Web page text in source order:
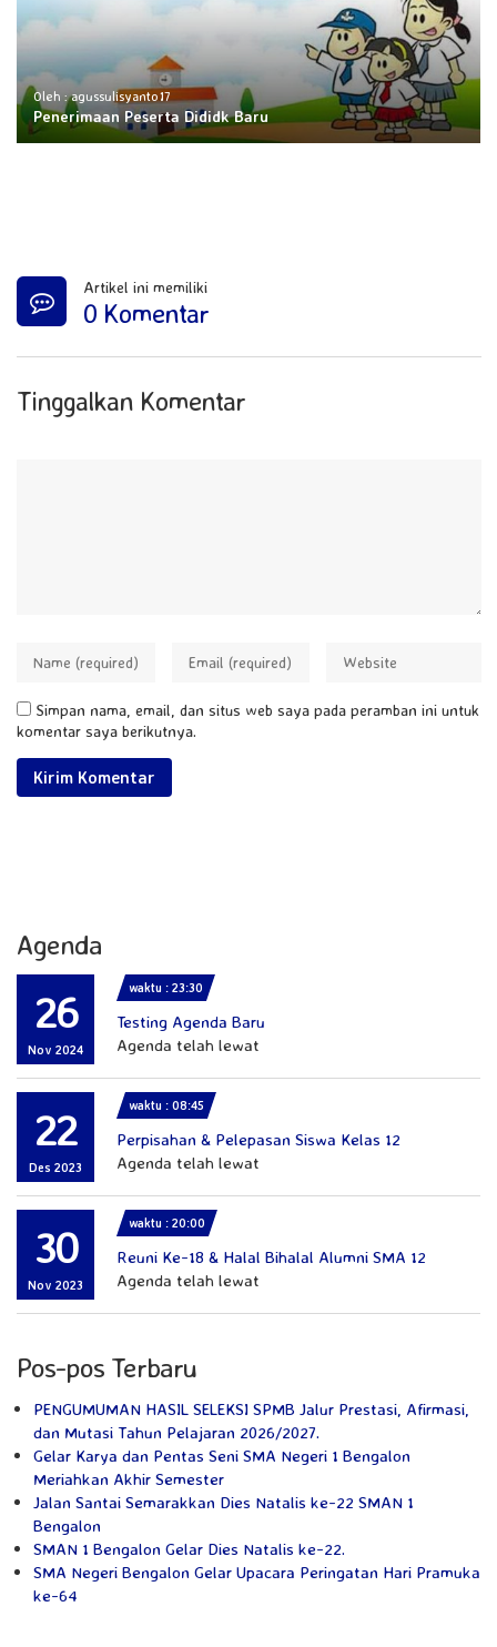
Oleh : agussulisyanto17
Penerimaan Peserta Dididk Baru
Artikel ini memiliki
0 Komentar
Tinggalkan Komentar
Simpan nama, email, dan situs web saya pada peramban ini untuk
komentar saya berikutnya.
Agenda
26
Nov 2024
waktu : 23:30
Testing Agenda Baru
Agenda telah lewat
22
Des 2023
waktu : 08:45
Perpisahan & Pelepasan Siswa Kelas 12
Agenda telah lewat
30
Nov 2023
waktu : 20:00
Reuni Ke-18 & Halal Bihalal Alumni SMA 12
Agenda telah lewat
Pos-pos Terbaru
PENGUMUMAN HASIL SELEKSI SPMB Jalur Prestasi, Afirmasi,
dan Mutasi Tahun Pelajaran 2026/2027.
Gelar Karya dan Pentas Seni SMA Negeri 1 Bengalon
Meriahkan Akhir Semester
Jalan Santai Semarakkan Dies Natalis ke-22 SMAN 1
Bengalon
SMAN 1 Bengalon Gelar Dies Natalis ke-22.
SMA Negeri Bengalon Gelar Upacara Peringatan Hari Pramuka
ke-64